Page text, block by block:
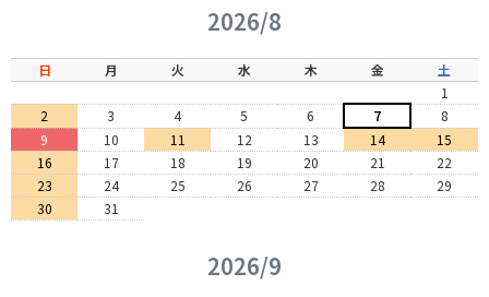
2026/8
日 月 火 水 木 金
土
1
2
3 4 5 6 7
8
9
10 11 12 13 14
15
16
17 18 19 20 21
22
23
24 25 26 27 28
29
30
31
2026/9